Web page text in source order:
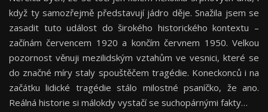
když ty samozřejmě představují jádro děje. Snažila jsem se
zasadit tuto událost do širokého historického kontextu –
začínám červencem 1920 a končím červnem 1950. Velkou
pozornost věnuji mezilidským vztahům ve vesnici, které se
do značné míry staly spouštěčem tragédie. Koneckonců i na
začátku lidické tragédie stálo milostné psaníčko, že ano.
Reálná historie si málokdy vystačí se suchopárnými fakty…